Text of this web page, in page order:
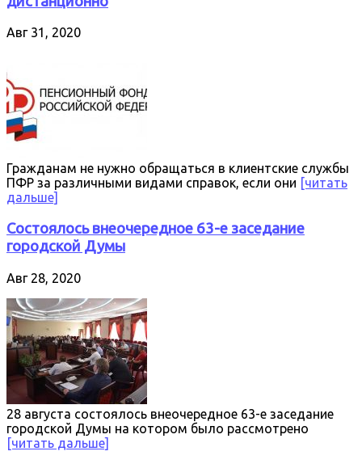
Авг 31, 2020
Гражданам не нужно обращаться в клиентские службы
ПФР за различными видами справок, если они [читать
дальше]
Состоялось внеочередное 63-е заседание
городской Думы
Авг 28, 2020
28 августа состоялось внеочередное 63-е заседание
городской Думы на котором было рассмотрено
[читать дальше]